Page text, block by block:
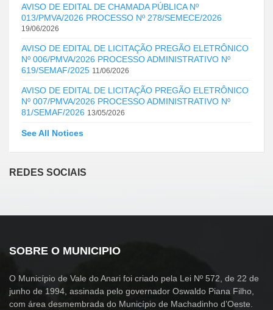
AVISO DE EDITAL DE CHAMADA PÚBLICA Nº
013/PMVA/2026 PROCESSO Nº 278/SEMECE/2026
19/06/2026
AVISO DE EDITAL DE LICITAÇÃO PREGÃO ELETRÔNICO
Nº 006/PMVA/2026 PROCESSO ADMINISTRATIVO Nº
619/SEMAF/2025 11/06/2026
AVISO DE EDITAL DE LICITAÇÃO PREGÃO ELETRÔNICO
Nº 007/PMVA/2026 PROCESSO ADMINISTRATIVO Nº
81/SEMAF/2026 13/05/2026
See All Notices
REDES SOCIAIS
SOBRE O MUNICIPIO
O Município de Vale do Anari foi criado pela Lei Nº 572, de 22 de
junho de 1994, assinada pelo governador Oswaldo Piana Filho,
com área desmembrada do Município de Machadinho d’Oeste.